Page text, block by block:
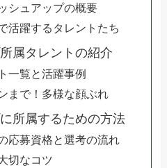
シュアップの概要
活躍するタレントたち
属タレントの紹介
一覧と活躍事例
まで！多様な顔ぶれ
所属するための方法
応募資格と選考の流れ
切なコツ